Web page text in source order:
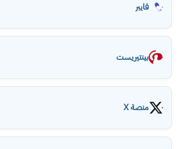
فايبر
بينتيريست
منصة X